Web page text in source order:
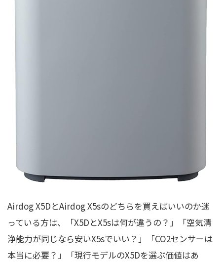
Airdog X5DとAirdog X5sのどちらを買えばいいのか迷
っている方は、「X5DとX5sは何が違うの？」「空気清
浄能力が同じなら安いX5sでいい？」「CO2センサーは
本当に必要？」「現行モデルのX5Dを選ぶ価値はあ